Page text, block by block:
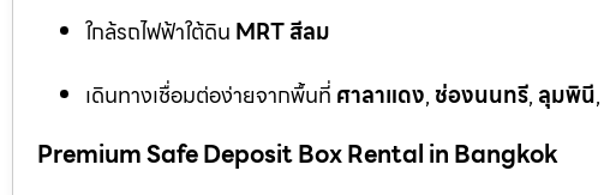
ใกล้รถไฟฟ้าใต้ดิน MRT สีลม
เดินทางเชื่อมต่อง่ายจากพื้นที่ ศาลาแดง, ช่องนนทรี, ลุมพินี
Premium Safe Deposit Box Rental in Bangkok